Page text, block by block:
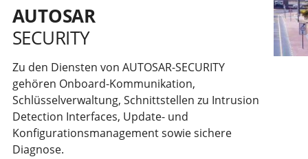
AUTOSAR
SECURITY
Zu den Diensten von AUTOSAR-SECURITY
gehören Onboard-Kommunikation,
Schlüsselverwaltung, Schnittstellen zu Intrusion
Detection Interfaces, Update- und
Konfigurationsmanagement sowie sichere
Diagnose.